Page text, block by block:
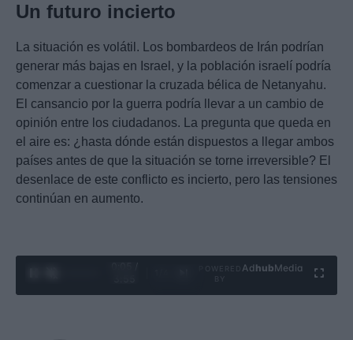
Un futuro incierto
La situación es volátil. Los bombardeos de Irán podrían
generar más bajas en Israel, y la población israelí podría
comenzar a cuestionar la cruzada bélica de Netanyahu.
El cansancio por la guerra podría llevar a un cambio de
opinión entre los ciudadanos. La pregunta que queda en
el aire es: ¿hasta dónde están dispuestos a llegar ambos
países antes de que la situación se torne irreversible? El
desenlace de este conflicto es incierto, pero las tensiones
continúan en aumento.
Ad hubMedia